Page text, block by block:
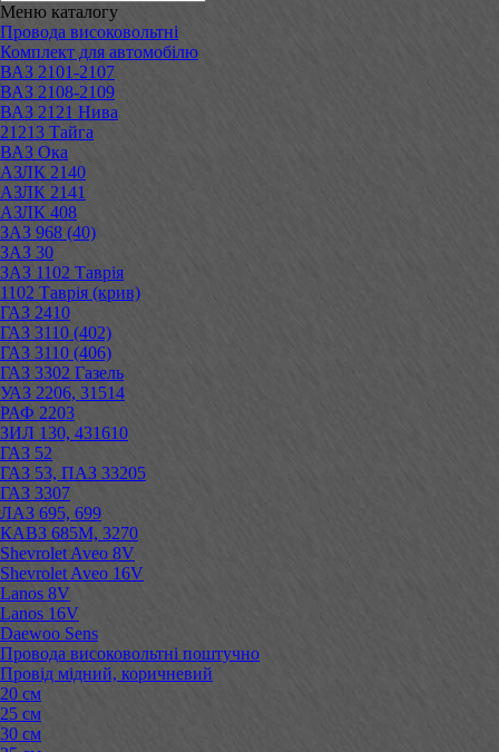
Меню каталогу
Провода високовольтні
Комплект для автомобілю
ВАЗ 2101-2107
ВАЗ 2108-2109
ВАЗ 2121 Нива
21213 Тайга
ВАЗ Ока
АЗЛК 2140
АЗЛК 2141
АЗЛК 408
ЗАЗ 968 (40)
ЗАЗ 30
ЗАЗ 1102 Таврія
1102 Таврія (крив)
ГАЗ 2410
ГАЗ 3110 (402)
ГАЗ 3110 (406)
ГАЗ 3302 Газель
УАЗ 2206, 31514
РАФ 2203
ЗИЛ 130, 431610
ГАЗ 52
ГАЗ 53, ПАЗ 33205
ГАЗ 3307
ЛАЗ 695, 699
КАВЗ 685М, 3270
Shevrolet Aveo 8V
Shevrolet Aveo 16V
Lanos 8V
Lanos 16V
Daewoo Sens
Провода високовольтні поштучно
Провід мідний, коричневий
20 см
25 см
30 см